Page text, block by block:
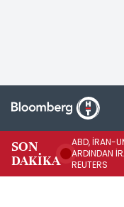
SON
DAKİKA
ABD, İRAN-
ARDINDAN
REUTERS